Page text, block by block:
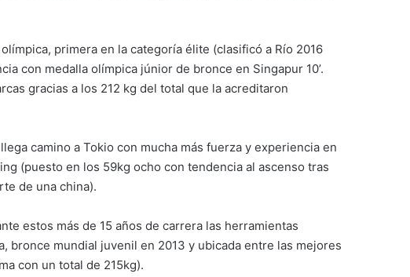
primera en la categoría élite (clasificó a Río 2016
con medalla olímpica júnior de bronce en Singapur 10’.
gracias a los 212 kg del total que la acreditaron
camino a Tokio con mucha más fuerza y experiencia en
(puesto en los 59kg ocho con tendencia al ascenso tras
de una china).
estos más de 15 años de carrera las herramientas
bronce mundial juvenil en 2013 y ubicada entre las mejores
con un total de 215kg).